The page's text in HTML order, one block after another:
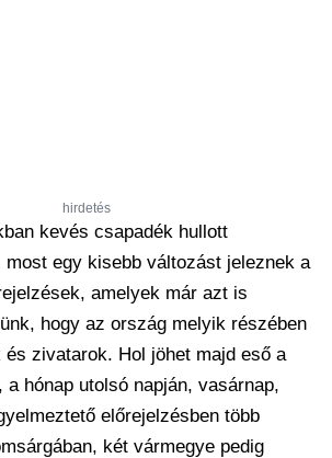
hirdetés
kevés csapadék hullott
most egy kisebb változást jeleznek a
amelyek már azt is
hogy az ország melyik részében
zivatarok. Hol jöhet majd eső a
a hónap utolsó napján, vasárnap,
előrejelzésben több
két vármegye pedig